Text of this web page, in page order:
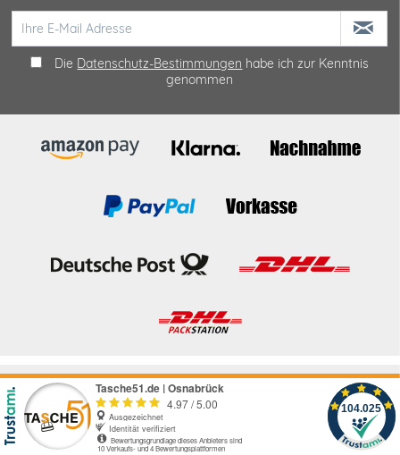
Die Datenschutz-Bestimmungen habe ich zur Kenntnis
genommen